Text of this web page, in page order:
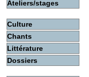
Ateliers/stages
Culture
Chants
Littérature
Dossiers